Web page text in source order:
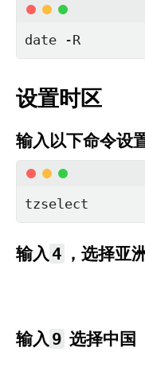
date -R
设置时区
输入以下命令设
tzselect
输入 4 ，选择亚
输入 9 选择中国